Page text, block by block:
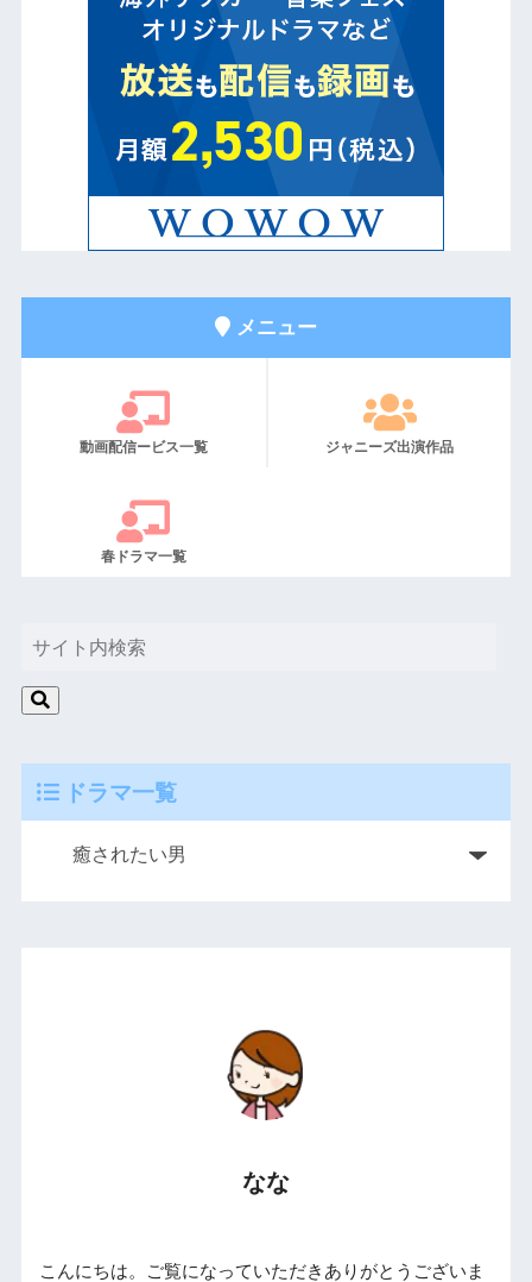
メニュー
動画配信ービス一覧 ジャニーズ出演作品
春ドラマ一覧
ドラマ一覧
なな
こんにちは。ご覧になっていただきありがとうございま